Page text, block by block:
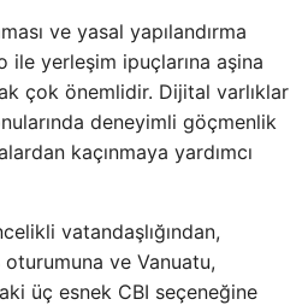
ve yasal yapılandırma
yerleşim ipuçlarına aşina
çok önemlidir. Dijital varlıklar
deneyimli göçmenlik
kaçınmaya yardımcı
vatandaşlığından,
oturumuna ve Vanuatu,
üç esnek CBI seçeneğine